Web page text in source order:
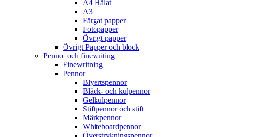
A4 Hålat
A3
Färgat papper
Fotopapper
Övrigt papper
Övrigt Papper och block
Pennor och finewriting
Finewritning
Pennor
Blyertspennor
Bläck- och kulpennor
Gelkulpennor
Stiftpennor och stift
Märkpennor
Whiteboardpennor
Överstrykningspennor